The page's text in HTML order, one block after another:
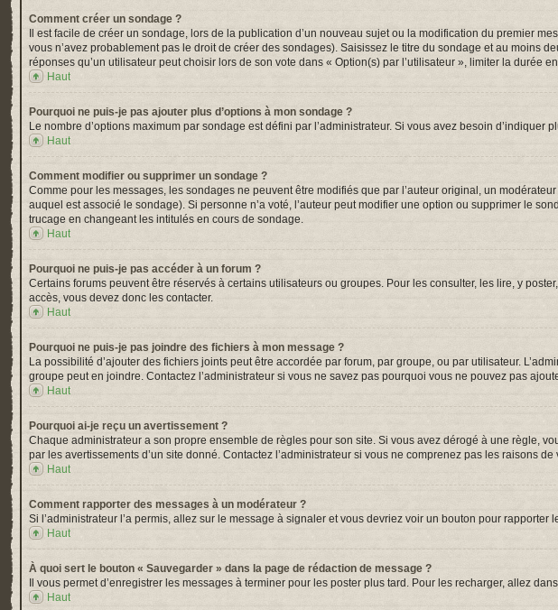
Comment créer un sondage ?
Il est facile de créer un sondage, lors de la publication d’un nouveau sujet ou la modification du premier
vous n’avez probablement pas le droit de créer des sondages). Saisissez le titre du sondage et au moins
réponses qu’un utilisateur peut choisir lors de son vote dans « Option(s) par l’utilisateur », limiter la
Haut
Pourquoi ne puis-je pas ajouter plus d’options à mon sondage ?
Le nombre d’options maximum par sondage est défini par l’administrateur. Si vous avez besoin d’indiquer
Haut
Comment modifier ou supprimer un sondage ?
Comme pour les messages, les sondages ne peuvent être modifiés que par l’auteur original, un
auquel est associé le sondage). Si personne n’a voté, l’auteur peut modifier une option ou supprimer le
trucage en changeant les intitulés en cours de sondage.
Haut
Pourquoi ne puis-je pas accéder à un forum ?
Certains forums peuvent être réservés à certains utilisateurs ou groupes. Pour les consulter, les lire, y
accès, vous devez donc les contacter.
Haut
Pourquoi ne puis-je pas joindre des fichiers à mon message ?
La possibilité d’ajouter des fichiers joints peut être accordée par forum, par groupe, ou par utilisateur.
groupe peut en joindre. Contactez l’administrateur si vous ne savez pas pourquoi vous ne pouvez pas
Haut
Pourquoi ai-je reçu un avertissement ?
Chaque administrateur a son propre ensemble de règles pour son site. Si vous avez dérogé à une règle,
par les avertissements d’un site donné. Contactez l’administrateur si vous ne comprenez pas les raisons de
Haut
Comment rapporter des messages à un modérateur ?
Si l’administrateur l’a permis, allez sur le message à signaler et vous devriez voir un bouton pour
Haut
À quoi sert le bouton « Sauvegarder » dans la page de rédaction de message ?
Il vous permet d’enregistrer les messages à terminer pour les poster plus tard. Pour les recharger, allez
Haut